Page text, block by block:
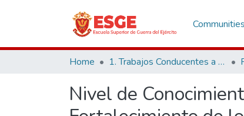
Home 1. Trabajos Conducentes a Grados y Títulos
Nivel de